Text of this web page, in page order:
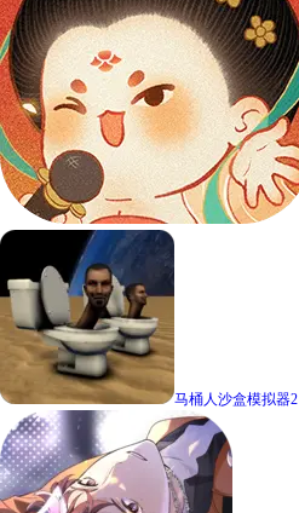
马桶人沙盒模拟器2